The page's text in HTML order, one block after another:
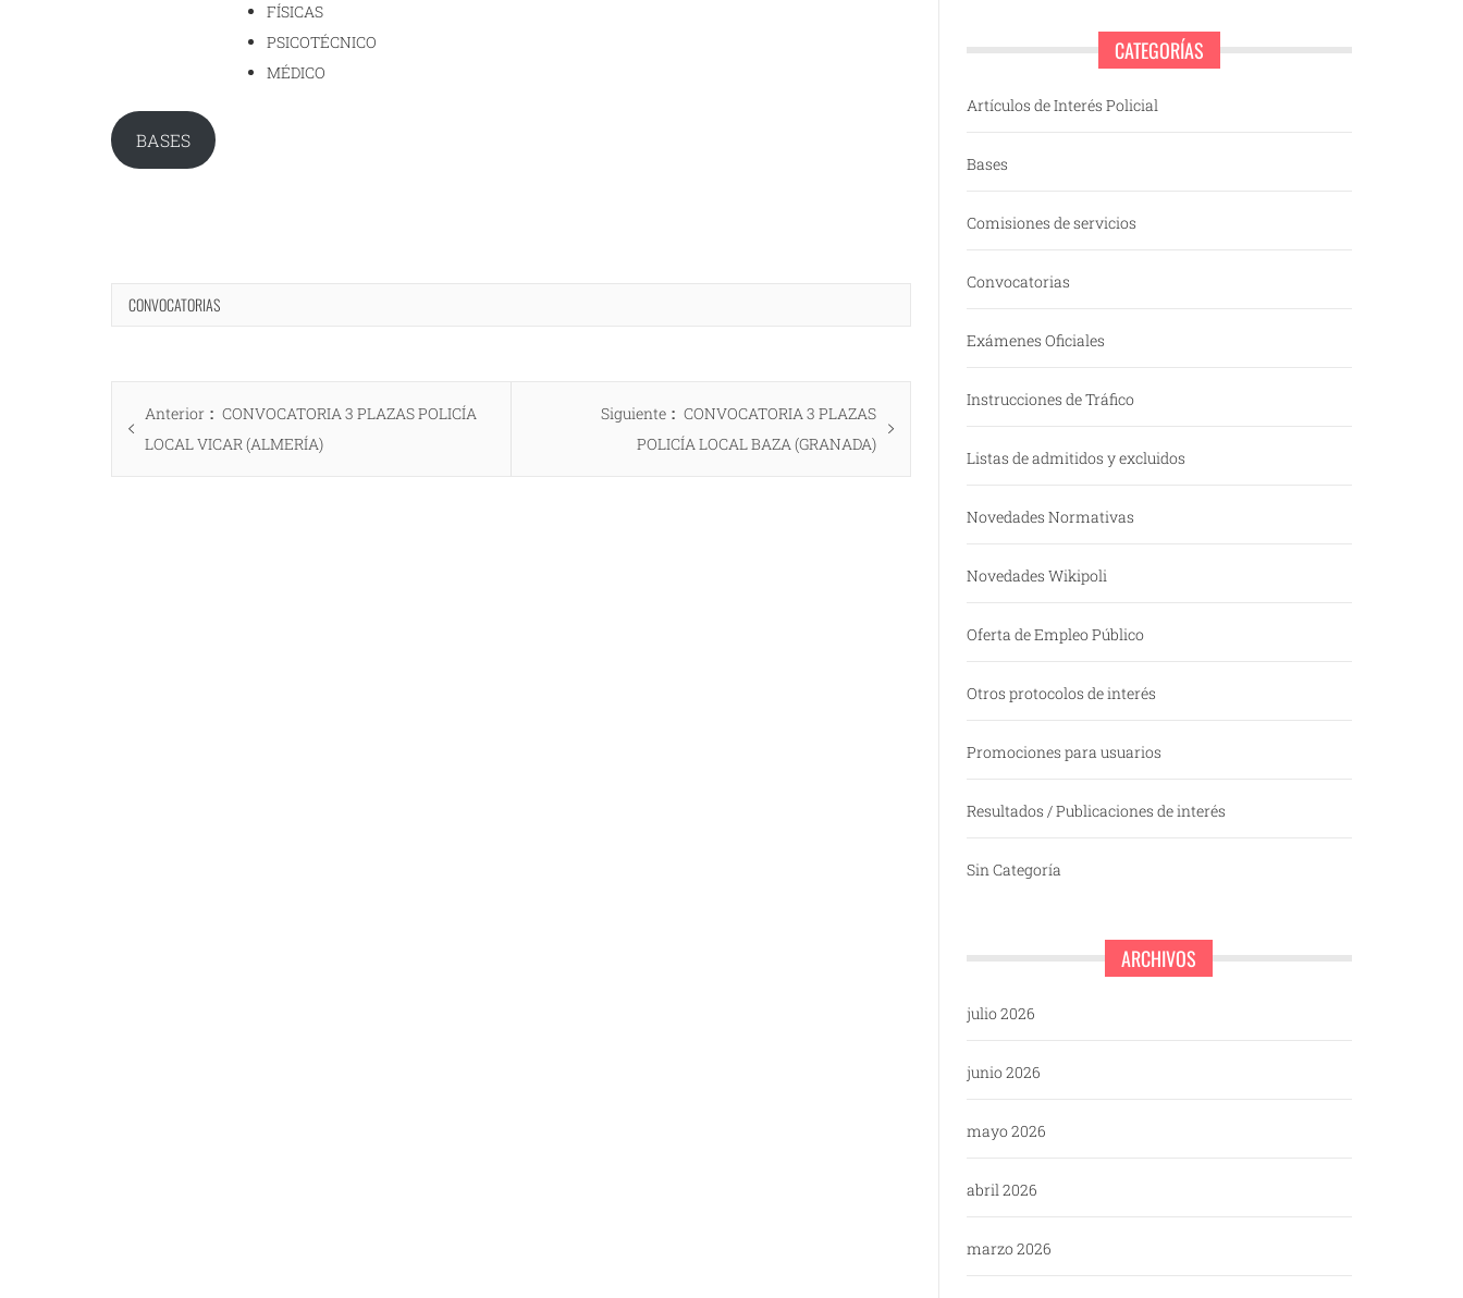
FÍSICAS
PSICOTÉCNICO
MÉDICO
BASES
CONVOCATORIAS
Navegación
de Anterior
Entrada
anterior:
CONVOCATORIA 3 PLAZAS POLICÍA
LOCAL VICAR (ALMERÍA)
Siguiente
Entrada
siguiente:
CONVOCATORIA 3 PLAZAS
POLICÍA LOCAL BAZA (GRANADA)
CATEGORÍAS
Artículos de Interés Policial
Bases
Comisiones de servicios
Convocatorias
Exámenes Oficiales
Instrucciones de Tráfico
Listas de admitidos y excluidos
Novedades Normativas
Novedades Wikipoli
Oferta de Empleo Público
Otros protocolos de interés
Promociones para usuarios
Resultados / Publicaciones de interés
Sin Categoría
ARCHIVOS
julio 2026
junio 2026
mayo 2026
abril 2026
marzo 2026